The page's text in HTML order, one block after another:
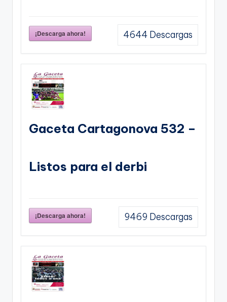
¡Descarga ahora! 4644 Descargas
Gaceta Cartagonova 532 –
Listos para el derbi
¡Descarga ahora! 9469 Descargas